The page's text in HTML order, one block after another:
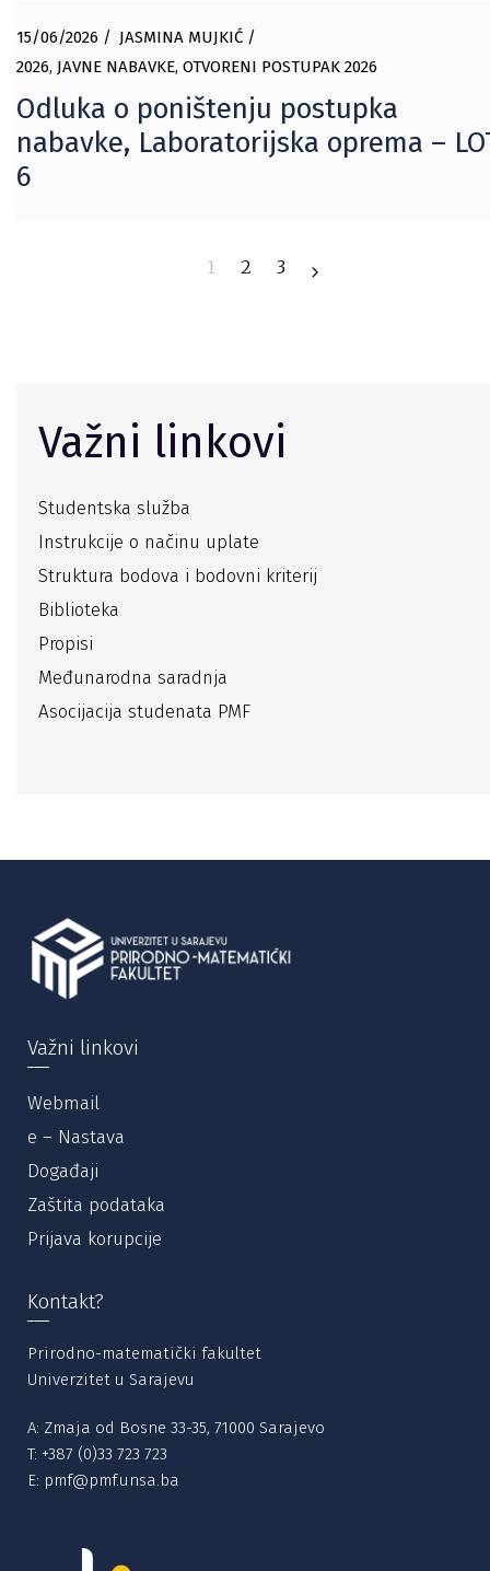
15/06/2026
JASMINA MUJKIĆ
2026, JAVNE NABAVKE, OTVORENI POSTUPAK 2026
Odluka o poništenju postupka
nabavke, Laboratorijska oprema –
6
1 2 3
Važni linkovi
Studentska služba
Instrukcije o načinu uplate
Struktura bodova i bodovni kriterij
Biblioteka
Propisi
Međunarodna saradnja
Asocijacija studenata PMF
Važni linkovi
Webmail
e – Nastava
Događaji
Zaštita podataka
Prijava korupcije
Kontakt?
Prirodno-matematički fakultet
Univerzitet u Sarajevu
A: Zmaja od Bosne 33-35, 71000 Sarajevo
T: +387 (0)33 723 723
E: pmf@pmf.unsa.ba